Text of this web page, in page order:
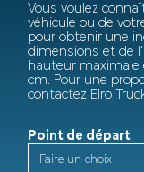
Vous voulez
véhicule ou de
pour obtenir une
dimensions et de
hauteur
cm. Pour une
contactez Elro
Point de départ